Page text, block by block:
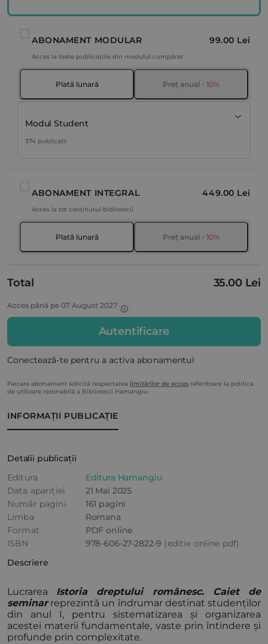
INFORMAȚII PUBLICAȚIE
Detalii publicații
Editura
Editura Hamangiu
Data apariției
21 Mai 2025
Număr pagini
161 pagini
Limba
Romana
Format
PDF online
ISBN
978-606-27-2822-9 (editie online pdf)
Descriere
Lucrarea Istoria dreptului românesc. Caiet de
seminarreprezintă un îndrumar destinat studenților
din anul I, pentru sistematizarea și organizarea
acestei materii fundamentale, vaste prin întindere și
profunde prin complexitate.
ABONAMENT MODULAR 99.00 Lei
Acces la toate publicațiile din modulul cumpărat
Plată lunară Preț anual - 10%
Modul Student
374 publicații
ABONAMENT INTEGRAL 449.00 Lei
Acces la tot conținutul bibliotecii
Plată lunară Preț anual - 10%
Total 35.00 Lei
Acces până pe 07 August 2027
Autentificare
Conectează-te pentru a activa abonamentul
Fiecare abonament solicită respectarea limitărilor de acces referitoare la politica
de utilizare rezonabilă a Bibliotecii Hamangiu